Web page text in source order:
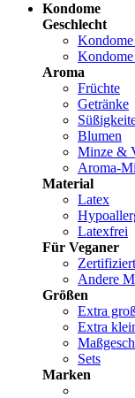
Kondome
Geschlecht
Aroma
Früchte
Getränke
Blumen
Minze &
Aroma-
Material
Latex
Latexfrei
Für Veganer
Andere
Größen
Extra
Extra
Sets
Marken